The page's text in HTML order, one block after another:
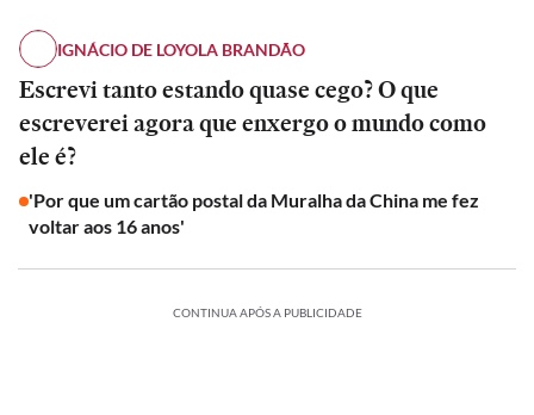
IGNÁCIO DE LOYOLA BRANDÃO
Escrevi tanto estando quase cego? O que
escreverei agora que enxergo o mundo como
ele é?
'Por que um cartão postal da Muralha da China me fez
voltar aos 16 anos'
CONTINUA APÓS A PUBLICIDADE